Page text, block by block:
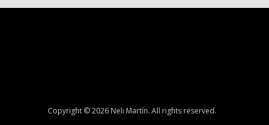
Copyright © 2026 Neli Martín. All rights reserved.